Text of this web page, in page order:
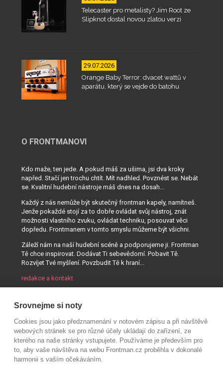
Telecaster pro metalisty? Jim Root ze
Slipknot dostal novou zlatou verzi
29.07.2026
Orange Baby Terror: dvacet wattů v
aparátu, který se vejde do batohu
O FRONTMANOVI
Kdo maže, ten jede. A pokud máš za ušima, jsi dva kroky
napřed. Stačí jen trochu chtít. Mít nadhled. Povznést se. Nebát
se. Kvalitní hudební nástroje máš dnes na dosah...
Každý z nás nemůže být skutečný frontman kapely, namítneš.
Jenže pokaždé stojí za to dobře ovládat svůj nástroj, znát
možnosti vlastního zvuku, ovládat techniku, posouvat věci
dopředu. Frontmanem v tomto smyslu můžeme být všichni.
Záleží nám na naší hudební scéně a podporujeme ji. Frontman
Tě chce inspirovat. Dodávat Ti sebevědomí. Pobavit Tě.
Rozvíjet Tvé myšlení. Povzbudit Tě k hraní...
redakce a kontakt
Srovnejme si noty
Cookies jsou jako předznamenání v notovém zápisu a při návštěvě
webových stránek se pro různé účely ukládají do zařízení, ze
kterého na naše stránky vstupujete. Používáme je především pro
to, aby vaše návštěva na webu Frontman.cz proběhla v dokonalé
harmonii s vaším očekáváním.